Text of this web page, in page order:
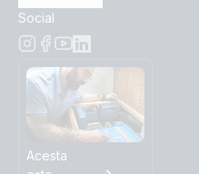
Social
Acesta